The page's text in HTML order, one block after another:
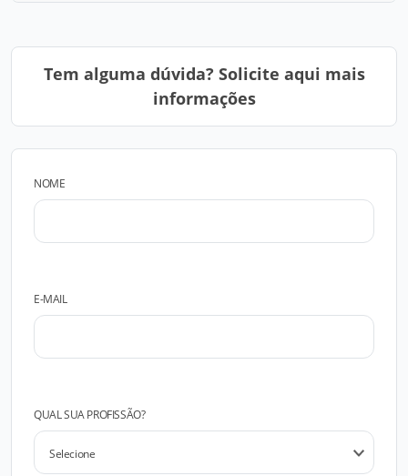
Tem alguma dúvida? Solicite aqui mais
informações
NOME
E-MAIL
QUAL SUA PROFISSÃO?